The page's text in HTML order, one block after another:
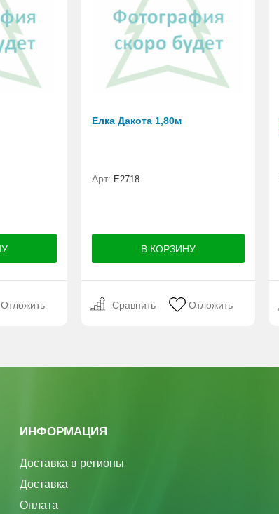
Отложить
Елка Дакота 1,80м
Арт: Е2718
Сравнить Отложить
ИНФОРМАЦИЯ
Доставка в регионы
Доставка
Оплата